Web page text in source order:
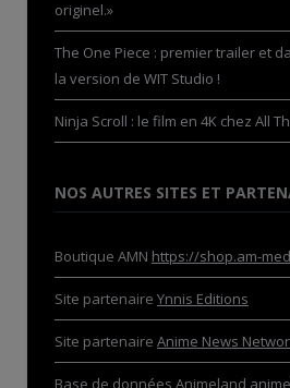
originel.»
The One Piece : premier trailer et
la version de WIT Studio !
Ninja Scroll : le film en 4K chez All
NOS AUTRES SITES ET
Boutique AMN https://shop.am-
Site partenaire Ynnis Editions
Site partenaire Anime News
Base de données Animeland